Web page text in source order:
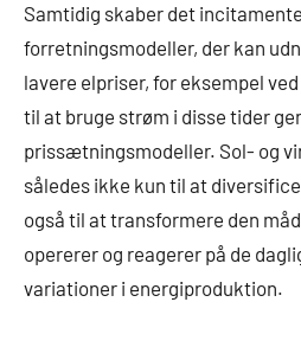
Samtidig skaber det
forretningsmodeller, der kan
lavere elpriser, for eksempel
til at bruge strøm i disse tider
prissætningsmodeller. Sol- og
således ikke kun til at
også til at transformere den
opererer og reagerer på de
variationer i energiproduktion.